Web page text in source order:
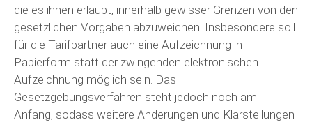
die es ihnen erlaubt, innerhalb gewisser Grenzen von den
gesetzlichen Vorgaben abzuweichen. Insbesondere soll
für die Tarifpartner auch eine Aufzeichnung in
Papierform statt der zwingenden elektronischen
Aufzeichnung möglich sein. Das
Gesetzgebungsverfahren steht jedoch noch am
Anfang, sodass weitere Änderungen und Klarstellungen